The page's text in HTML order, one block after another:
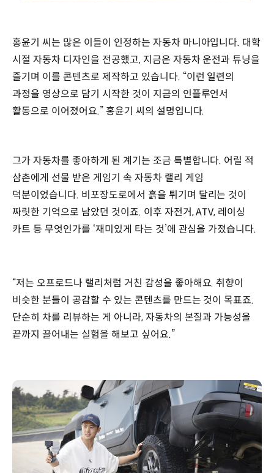
홍윤기 씨는 많은 이들이 인정하는 자동차 마니아입니다. 대학
시절 자동차 디자인을 전공했고, 지금은 자동차 운전과 튜닝을
즐기며 이를 콘텐츠로 제작하고 있습니다. “이런 일련의
과정을 영상으로 담기 시작한 것이 지금의 인플루언서
활동으로 이어졌어요.” 홍윤기 씨의 설명입니다.
그가 자동차를 좋아하게 된 계기는 조금 특별합니다. 어릴 적
삼촌에게 선물 받은 게임기 속 자동차 랠리 게임
덕분이었습니다. 비포장도로에서 흙을 튀기며 달리는 것이
짜릿한 기억으로 남았던 것이죠. 이후 자전거, ATV, 레이싱
카트 등 무엇인가를 ‘재미있게 타는 것’에 관심을 가졌습니다.
“저는 오프로드나 랠리처럼 거친 감성을 좋아해요. 취향이
비슷한 분들이 공감할 수 있는 콘텐츠를 만드는 것이 목표죠.
단순히 차를 리뷰하는 게 아니라, 자동차의 본질과 가능성을
끝까지 끌어내는 실험을 해보고 싶어요.”